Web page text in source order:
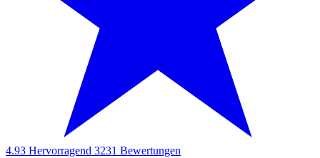
4.93 Hervorragend 3231 Bewertungen